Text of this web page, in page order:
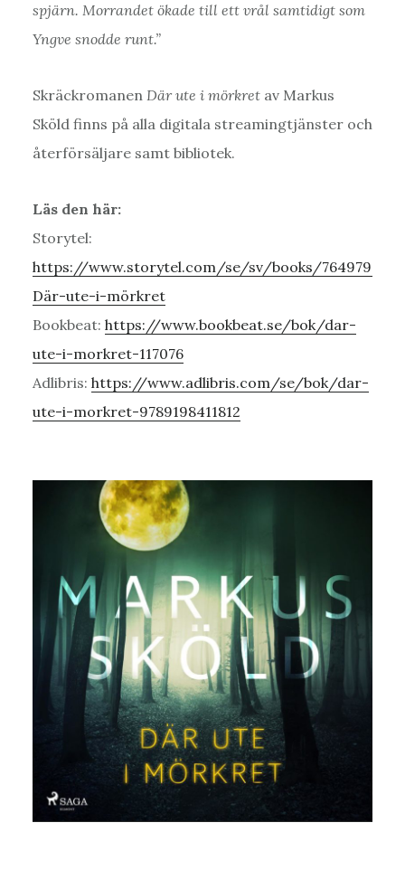
spjärn. Morrandet ökade till ett vrål samtidigt som
Yngve snodde runt.”
Skräckromanen Där ute i mörkretav Markus
Sköld finns på alla digitala streamingtjänster och
återförsäljare samt bibliotek.
Läs den här:
Storytel:
https://www.storytel.com/se/sv/books/764979-
Där-ute-i-mörkret
Bookbeat: https://www.bookbeat.se/bok/dar-
ute-i-morkret-117076
Adlibris: https://www.adlibris.com/se/bok/dar-
ute-i-morkret-9789198411812